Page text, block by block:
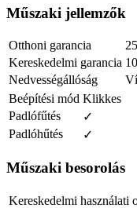
Műszaki jellemzők
Otthoni garancia
Kereskedelmi garancia
Nedvességállóság
Beépítési mód Klikkes
Padlófűtés
✓
Padlóhűtés
✓
Műszaki besorolás
Kereskedelmi használati